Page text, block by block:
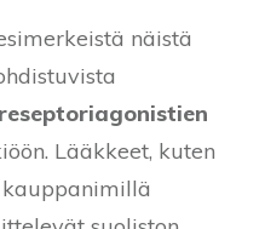
näistä
Lääkkeet, kuten